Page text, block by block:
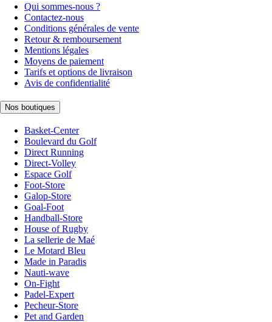
Qui sommes-nous ?
Contactez-nous
Conditions générales de vente
Retour & remboursement
Mentions légales
Moyens de paiement
Tarifs et options de livraison
Avis de confidentialité
Nos boutiques
Basket-Center
Boulevard du Golf
Direct Running
Direct-Volley
Espace Golf
Foot-Store
Galop-Store
Goal-Foot
Handball-Store
House of Rugby
La sellerie de Maé
Le Motard Bleu
Made in Paradis
Nauti-wave
On-Fight
Padel-Expert
Pecheur-Store
Pet and Garden